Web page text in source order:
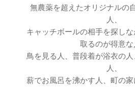
無農薬を超えたオリジナルの
人、
キャッチボールの相手を探し
取るのが得意な
鳥を見る人、普段着が浴衣の
人、
薪でお風呂を沸かす人、町の